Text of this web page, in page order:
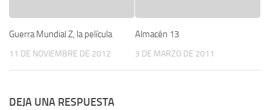
Guerra Mundial Z, la película
11 DE NOVIEMBRE DE 2012
Almacén 13
3 DE MARZO DE 2011
DEJA UNA RESPUESTA